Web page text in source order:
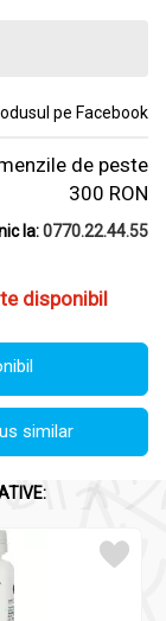
pe Facebook
de peste
300 RON
la:0770.22.44.55
disponibil
similar